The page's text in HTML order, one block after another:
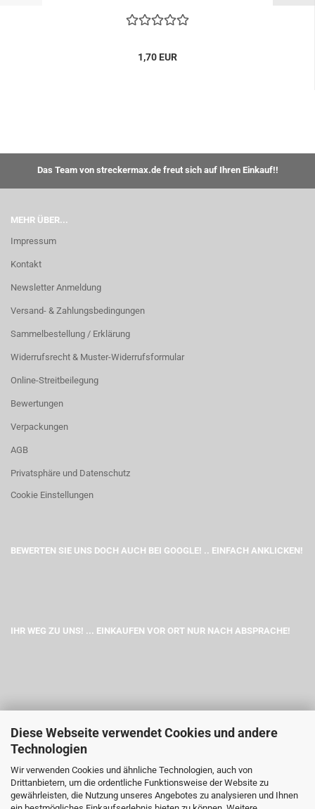
Diese Webseite verwendet Cookies und andere
Technologien
Wir verwenden Cookies und ähnliche Technologien, auch von
Drittanbietern, um die ordentliche Funktionsweise der Website zu
gewährleisten, die Nutzung unseres Angebotes zu analysieren und Ihnen
1,70 EUR
Das Team von streckermax.de freut sich auf Ihren Einkauf!!
MEHR ÜBER...
Impressum
Kontakt
Newsletter Anmeldung
Versand- & Zahlungsbedingungen
Sammelbestellung / Erklärung
Widerrufsrecht & Muster-Widerrufsformular
Online-Streitbeilegung
Bewertungen
Verpackungen
AGB
Privatsphäre und Datenschutz
Cookie Einstellungen
BEWERTEN SIE UNS DOCH AUCH BEI GOOGLE! .. EINFACH ANKLICKEN!
IHR WEG ZU UNS! ... EINKAUFEN VOR ORT NUR NACH ABSPRACHE!